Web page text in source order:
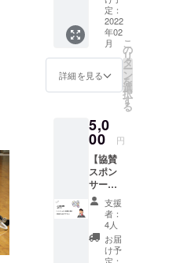
の利用
につい
て」
ホーム
ページ
でご確
※交通費
などは
別途ご
負担い
ただき
ます。
※DVDの
送付は3
月以降
になり
ますこ
用、座
席の間
隔を開
けてお
座りい
ただく
だくこ
ととな
（詳し
くは一
関文化
セン
ターの
「施設
の利用
につい
援者を
優先席
に招待
させて
いただ
きま
20組）
2月19
日の発
表会に2
名を優
先席に
ご招待
いたし
ます。
・キャ
ンパス
定：
2022
年02
月
詳細を見る
こ
の
リ
タ
ー
ン
を
選
択
す
る
5,0
00 円
【協賛
スポン
サー向
け A
セッ
ト】パ
ンフ
レット
支援
者：
4人
お届
け予